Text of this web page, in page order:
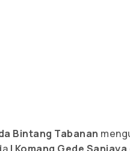
Bintang Tabanan